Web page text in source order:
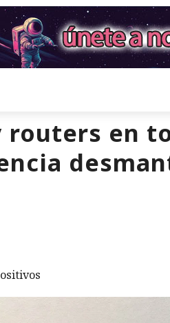
routers en